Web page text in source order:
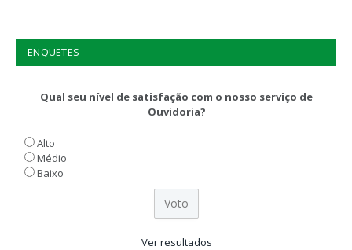
ENQUETES
Qual seu nível de satisfação com o nosso serviço de
Ouvidoria?
Alto
Médio
Baixo
Ver resultados